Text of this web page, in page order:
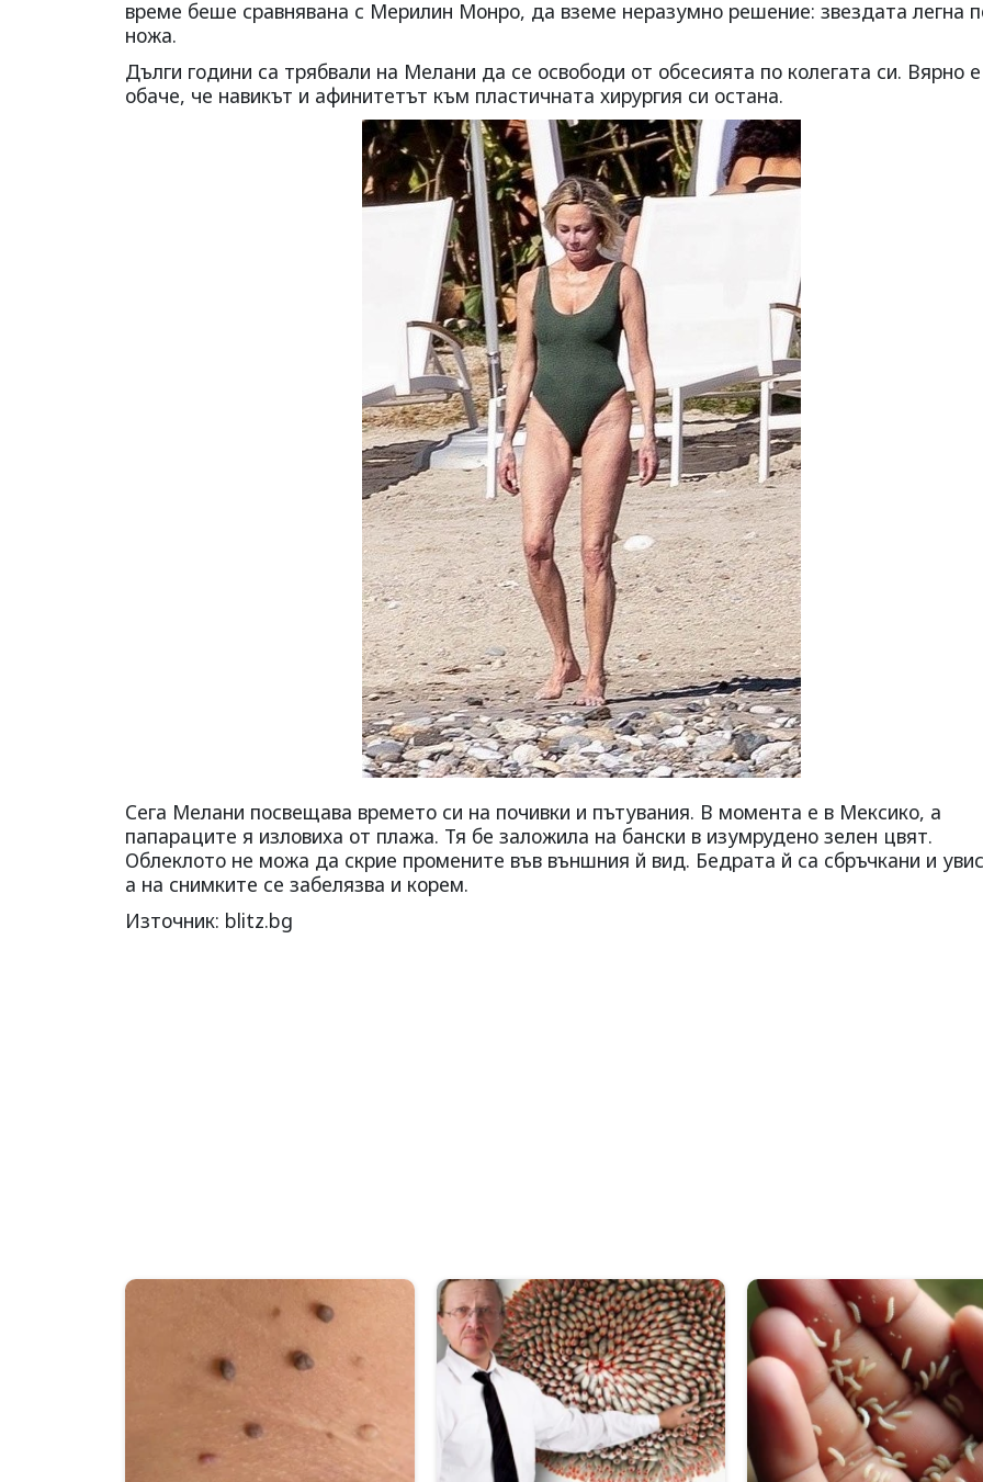
време беше сравнявана с Мерилин Монро, да вземе неразумно решение: звездата легна
ножа.
Дълги години са трябвали на Мелани да се освободи от обсесията по колегата си. Вярно е
обаче, че навикът и афинитетът към пластичната хирургия си остана.
Сега Мелани посвещава времето си на почивки и пътувания. В момента е в Мексико, а
папараците я изловиха от плажа. Тя бе заложила на бански в изумрудено зелен цвят.
Облеклото не можа да скрие промените във външния й вид. Бедрата й са сбръчкани и
а на снимките се забелязва и корем.
Източник: blitz.bg